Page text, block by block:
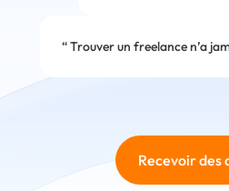
“Trouver un freelance n’a
Recevoir des